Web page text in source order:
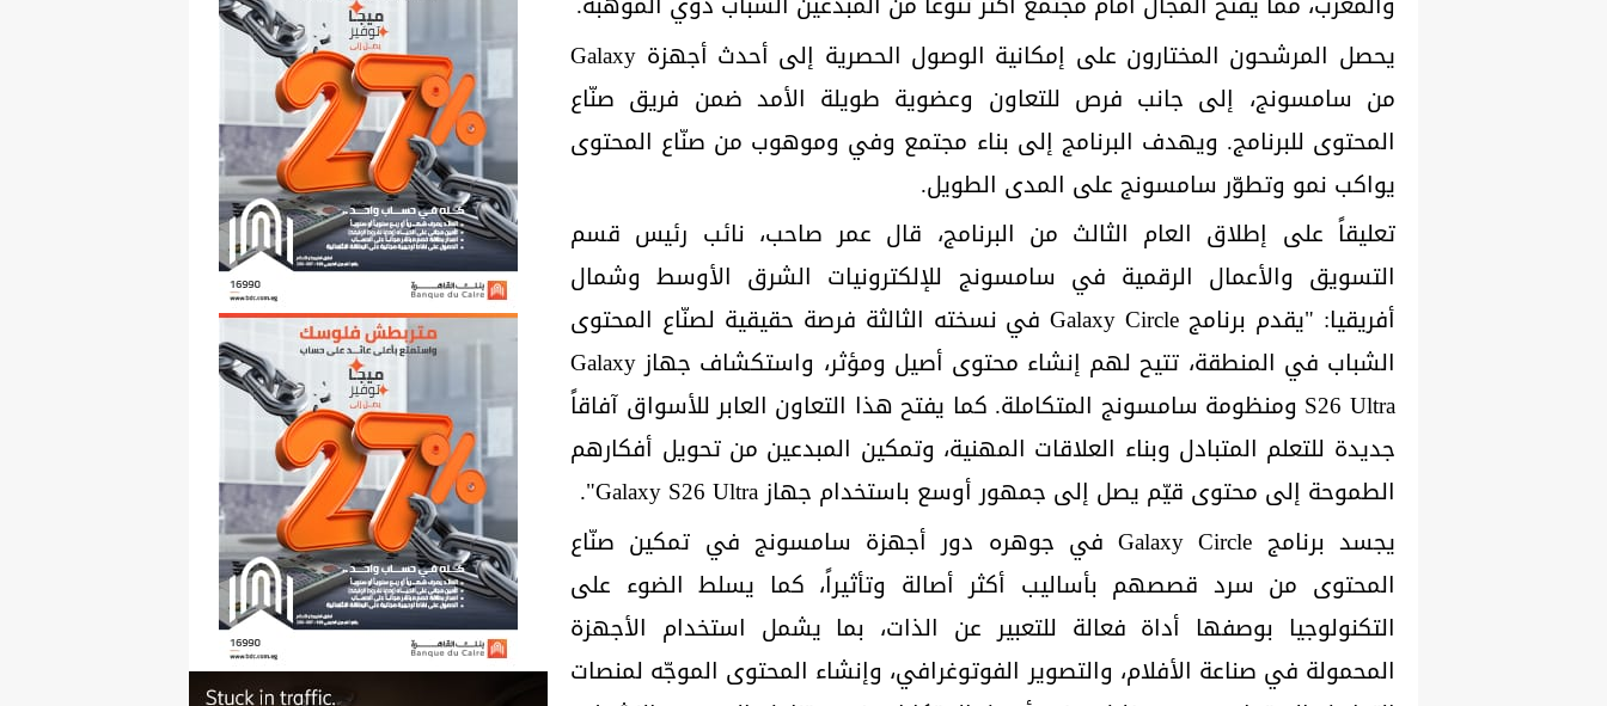
يحصل المرشحون المختارون على إمكانية الوصول الحصرية إلى أحدث أجهزة Galaxy
من سامسونج، إلى جانب فرص للتعاون وعضوية طويلة الأمد ضمن فريق صنّاع
المحتوى للبرنامج. ويهدف البرنامج إلى بناء مجتمع وفي وموهوب من صنّاع المحتوى
يواكب نمو وتطوّر سامسونج على المدى الطويل.
تعليقاً على إطلاق العام الثالث من البرنامج، قال عمر صاحب، نائب رئيس قسم
التسويق والأعمال الرقمية في سامسونج للإلكترونيات الشرق الأوسط وشمال
أفريقيا: "يقدم برنامج Galaxy Circle في نسخته الثالثة فرصة حقيقية لصنّاع المحتوى
الشباب في المنطقة، تتيح لهم إنشاء محتوى أصيل ومؤثر، واستكشاف جهاز Galaxy
S26 Ultra ومنظومة سامسونج المتكاملة. كما يفتح هذا التعاون العابر للأسواق آفاقاً
جديدة للتعلم المتبادل وبناء العلاقات المهنية، وتمكين المبدعين من تحويل أفكارهم
الطموحة إلى محتوى قيّم يصل إلى جمهور أوسع باستخدام جهاز Galaxy S26 Ultra".
يجسد برنامج Galaxy Circle في جوهره دور أجهزة سامسونج في تمكين صنّاع
المحتوى من سرد قصصهم بأساليب أكثر أصالة وتأثيراً، كما يسلط الضوء على
التكنولوجيا بوصفها أداة فعالة للتعبير عن الذات، بما يشمل استخدام الأجهزة
المحمولة في صناعة الأفلام، والتصوير الفوتوغرافي، وإنشاء المحتوى الموجّه لمنصات